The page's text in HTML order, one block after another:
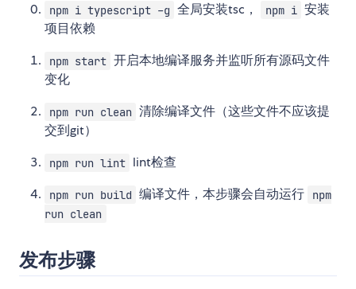
npm i typescript -g 全局安装tsc， npm i 安装
项目依赖
npm start 开启本地编译服务并监听所有源码文件
变化
npm run clean 清除编译文件（这些文件不应该提
交到git）
npm run lint lint检查
npm run build 编译文件，本步骤会自动运行
npm
run clean
发布步骤